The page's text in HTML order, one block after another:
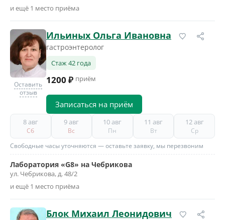
и ещё 1 место приёма
Оставить
отзыв
Ильиных Ольга Ивановна
гастроэнтеролог
Стаж 42 года
1200 ₽ приём
Записаться на приём
8 авг
Сб
9 авг
Вс
10 авг
Пн
11 авг
Вт
12 авг
Ср
Свободные часы уточняются — оставьте заявку, мы перезвоним
Лаборатория «G8» на Чебрикова
ул. Чебрикова, д. 48/2
и ещё 1 место приёма
Блок Михаил Леонидович